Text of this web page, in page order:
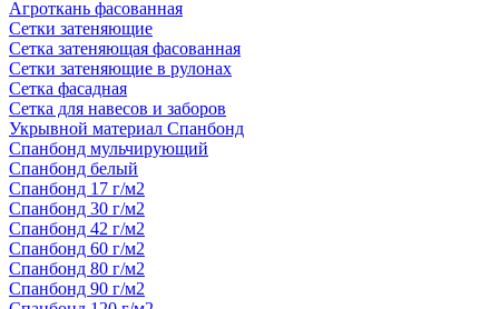
Агроткань фасованная
Сетки затеняющие
Сетка затеняющая фасованная
Сетки затеняющие в рулонах
Сетка фасадная
Сетка для навесов и заборов
Укрывной материал Спанбонд
Спанбонд мульчирующий
Спанбонд белый
Спанбонд 17 г/м2
Спанбонд 30 г/м2
Спанбонд 42 г/м2
Спанбонд 60 г/м2
Спанбонд 80 г/м2
Спанбонд 90 г/м2